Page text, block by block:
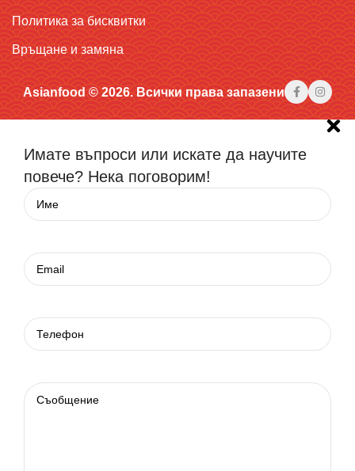
Политика за бисквитки
Връщане и замяна
Asianfood © 2026. Всички права запазени
Имате въпроси или искате да научите
повече? Нека поговорим!